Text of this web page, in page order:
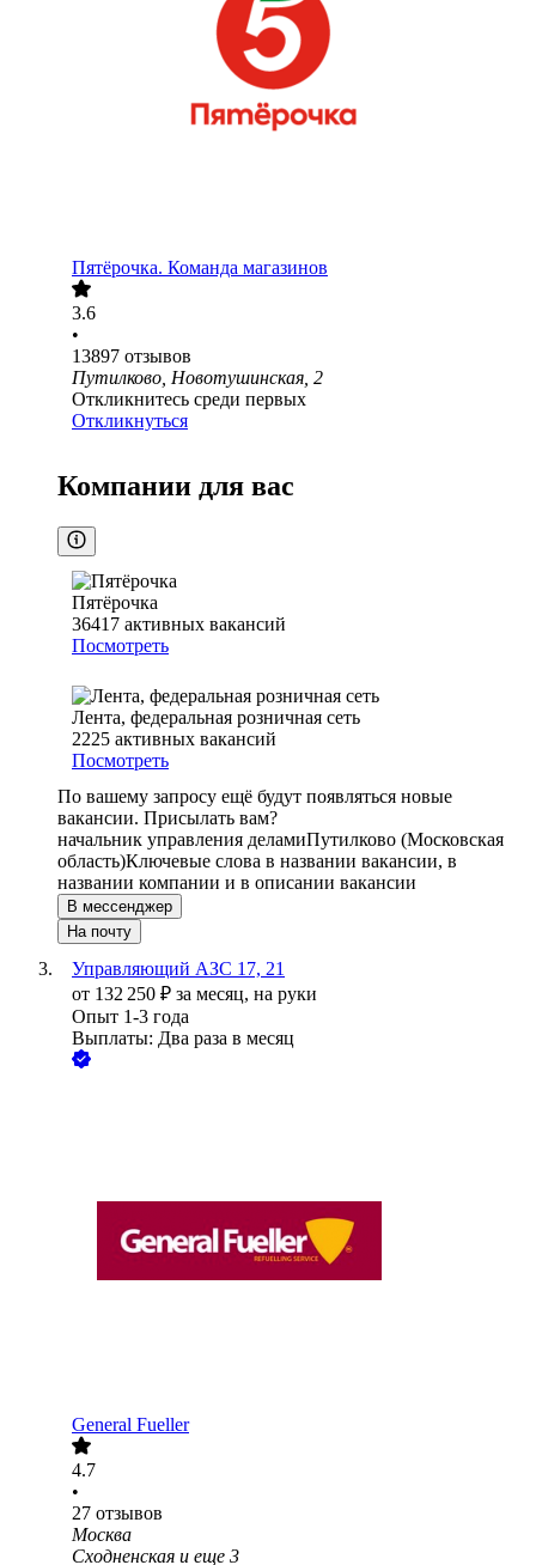
Пятёрочка. Команда магазинов
3.6
•
13897 отзывов
Путилково, Новотушинская, 2
Откликнитесь среди первых
Откликнуться
Компании для вас
Пятёрочка
36417 активных вакансий
Посмотреть
Лента, федеральная розничная сеть
2225 активных вакансий
Посмотреть
По вашему запросу ещё будут появляться новые
вакансии. Присылать вам?
начальник управления деламиПутилково (Московская
область)Ключевые слова в названии вакансии, в
названии компании и в описании вакансии
В мессенджер
На почту
Управляющий АЗС 17, 21
от 132 250 ₽ за месяц, на руки
Опыт 1-3 года
Выплаты: Два раза в месяц
General Fueller
4.7
•
27 отзывов
Москва
Сходненская и еще 3